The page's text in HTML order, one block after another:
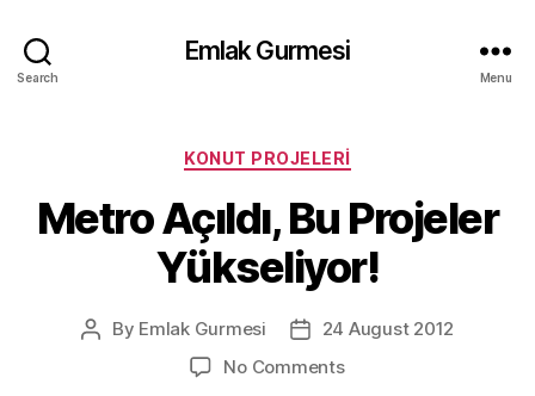
Search
Emlak Gurmesi
Menu
Categories
KONUT PROJELERI
Metro Açıldı, Bu Projeler
Yükseliyor!
Post
By Emlak Gurmesi
Post24 August 2012
No Commentson